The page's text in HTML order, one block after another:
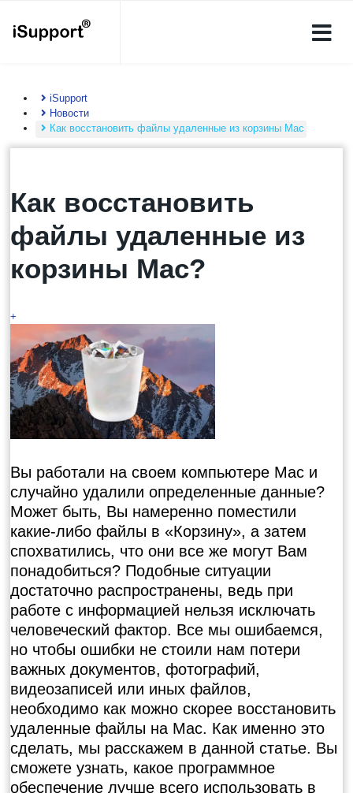
iSupport
Новости
Как восстановить файлы удаленные из корзины Mac
Как восстановить
файлы удаленные из
корзины Mac?
+
Вы работали на своем компьютере Mac и
случайно удалили определенные данные?
Может быть, Вы намеренно поместили
какие-либо файлы в «Корзину», а затем
спохватились, что они все же могут Вам
понадобиться? Подобные ситуации
достаточно распространены, ведь при
работе с информацией нельзя исключать
человеческий фактор. Все мы ошибаемся,
но чтобы ошибки не стоили нам потери
важных документов, фотографий,
видеозаписей или иных файлов,
необходимо как можно скорее восстановить
удаленные файлы на Mac. Как именно это
сделать, мы расскажем в данной статье. Вы
сможете узнать, какое программное
обеспечение лучше всего использовать в